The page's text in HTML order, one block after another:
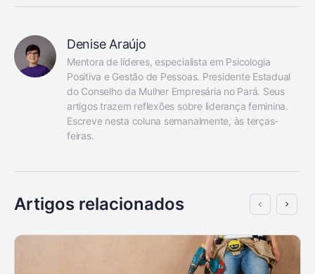
Denise Araújo
Mentora de líderes, especialista em Psicologia
Positiva e Gestão de Pessoas. Presidente Estadual
do Conselho da Mulher Empresária no Pará. Seus
artigos trazem reflexões sobre liderança feminina.
Escreve nesta coluna semanalmente, às terças-
feiras.
Artigos relacionados